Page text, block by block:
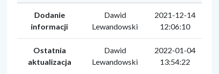
Dodanie
informacji
Dawid
Lewandowski
2021-12-14
12:06:10
Ostatnia
aktualizacja
Dawid
Lewandowski
2022-01-04
13:54:22